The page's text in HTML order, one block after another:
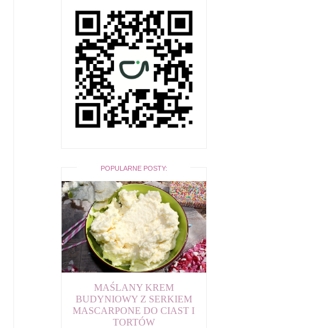
POPULARNE POSTY:
MAŚLANY KREM
BUDYNIOWY Z SERKIEM
MASCARPONE DO CIAST I
TORTÓW